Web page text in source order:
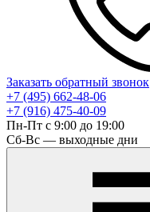
Заказать обратный звонок
+7 (495) 662-48-06
+7 (916) 475-40-09
Пн-Пт с 9:00 до 19:00
Сб-Вс — выходные дни